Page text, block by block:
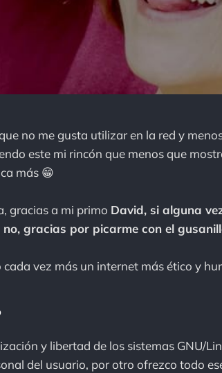
no me gusta utilizar en la red y
este mi rincón que menos que
más 😁
gracias a mi primo David, si alguna
gracias por picarme con el
vez más un internet más ético y
y libertad de los sistemas GNU/
del usuario, por otro ofrezco todo